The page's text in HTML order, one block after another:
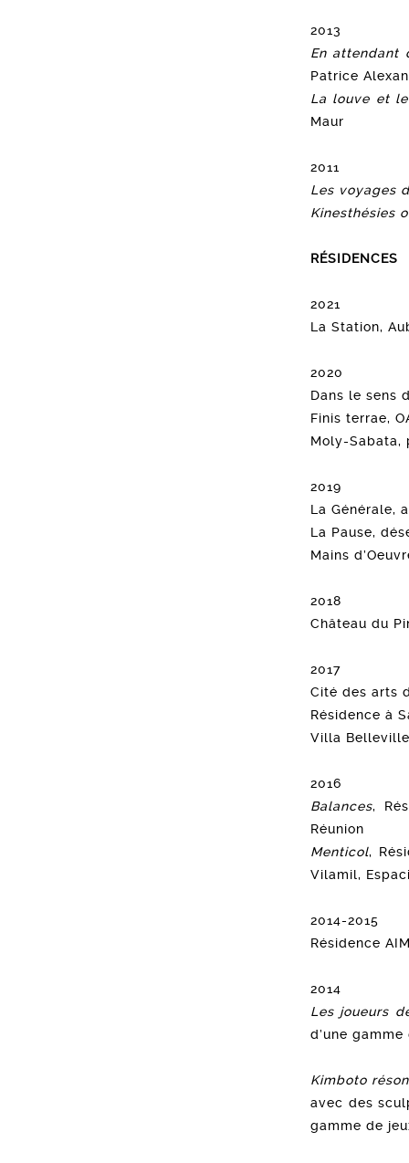
2013
En attendant
Patrice
La louve et
Maur
2011
Les voyages
Kinesthésies
RÉSIDENCES
2021
La Station,
2020
Dans le sens
Finis terrae,
Moly-Sabata,
2019
La Générale,
La Pause,
Mains
2018
Château du
2017
Cité des arts
Résidence à
Villa
2016
Balances,
Réunion
Menticol,
Vilamil,
2014-2015
Résidence
2014
Les joueurs
d’une
Kimboto
avec des
gamme de